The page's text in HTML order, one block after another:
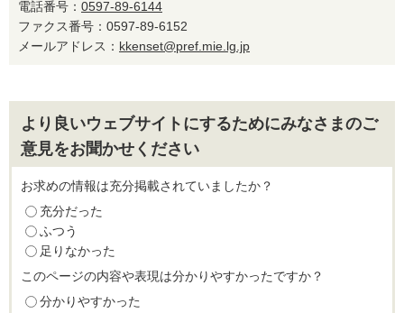
電話番号： 0597-89-6144
ファクス番号：0597-89-6152
メールアドレス： kkenset@pref.mie.lg.jp
より良いウェブサイトにするためにみなさまのご
意見をお聞かせください
お求めの情報は充分掲載されていましたか？
充分だった
ふつう
足りなかった
このページの内容や表現は分かりやすかったですか？
分かりやすかった